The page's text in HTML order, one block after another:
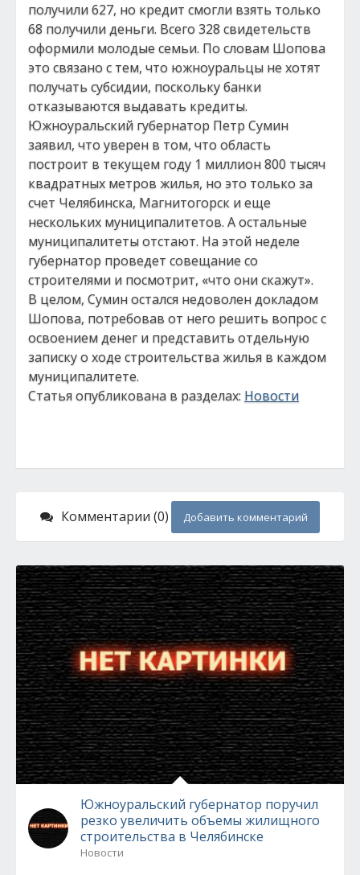
получили 627, но кредит смогли взять только
68 получили деньги. Всего 328 свидетельств
оформили молодые семьи. По словам Шопова
это связано с тем, что южноуральцы не хотят
получать субсидии, поскольку банки
отказываются выдавать кредиты.
Южноуральский губернатор Петр Сумин
заявил, что уверен в том, что область
построит в текущем году 1 миллион 800 тысяч
квадратных метров жилья, но это только за
счет Челябинска, Магнитогорск и еще
нескольких муниципалитетов. А остальные
муниципалитеты отстают. На этой неделе
губернатор проведет совещание со
строителями и посмотрит, «что они скажут».
В целом, Сумин остался недоволен докладом
Шопова, потребовав от него решить вопрос с
освоением денег и представить отдельную
записку о ходе строительства жилья в каждом
муниципалитете.
Статья опубликована в разделах: Новости
Комментарии (0) Добавить комментарий
Южноуральский губернатор поручил
резко увеличить объемы жилищного
строительства в Челябинске
Новости